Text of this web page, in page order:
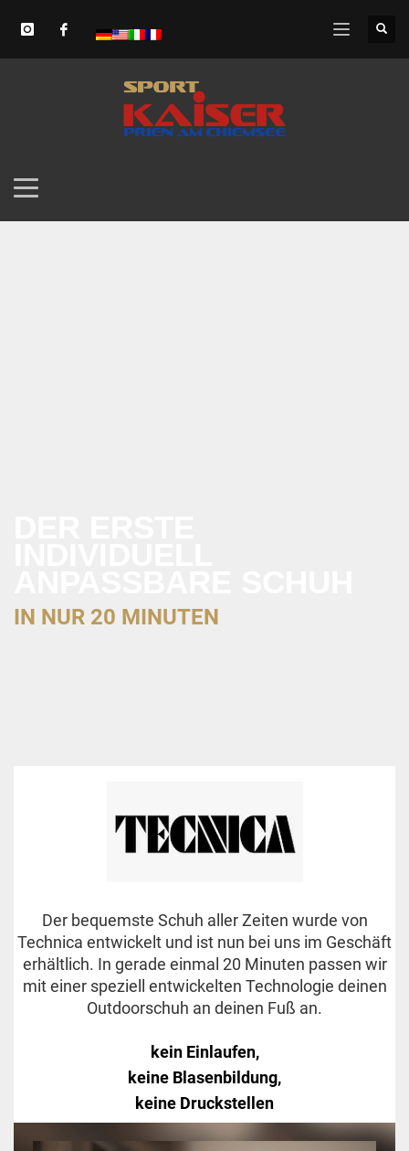
IN NUR 20 MINUTEN
Der bequemste Schuh aller Zeiten wurde von
Technica entwickelt und ist nun bei uns im Geschäft
erhältlich. In gerade einmal 20 Minuten passen wir
mit einer speziell entwickelten Technologie deinen
Outdoorschuh an deinen Fuß an.
kein Einlaufen,
keine Blasenbildung,
keine Druckstellen